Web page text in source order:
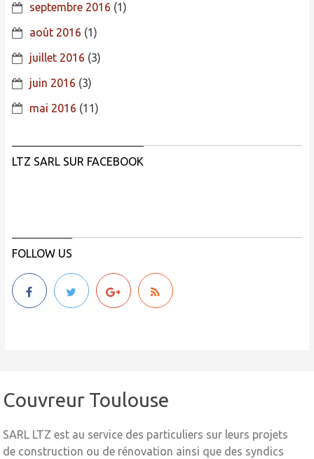
septembre 2016 (1)
août 2016 (1)
juillet 2016 (3)
juin 2016 (3)
mai 2016 (11)
LTZ SARL SUR FACEBOOK
FOLLOW US
Couvreur Toulouse
SARL LTZ est au service des particuliers sur leurs projets
de construction ou de rénovation ainsi que des syndics